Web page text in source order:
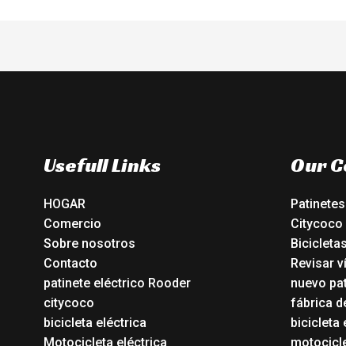
Usefull Links
HOGAR
Comercio
Sobre nosotros
Contacto
patinete eléctrico Rooder
citycoco
bicicleta eléctrica
Motocicleta eléctrica
Our
Citycoco
Revisar
nuevo
fábrica
bicicleta